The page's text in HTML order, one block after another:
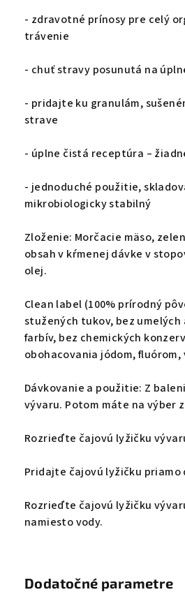
- zdravotné prínosy pre celý
trávenie
- chuť stravy posunutá na
- pridajte ku granulám,
strave
- úplne čistá receptúra ​​–
- jednoduché použitie,
mikrobiologicky stabilný
Zloženie: Morčacie mäso,
obsah v kŕmenej dávke v
olej.
Clean label (100% prírodný
stužených tukov, bez umelých
farbív, bez chemických
obohacovania jódom,
Dávkovanie a použitie: Z
vývaru. Potom máte na výber
Rozrieďte čajovú lyžičku
Pridajte čajovú lyžičku
Rozrieďte čajovú lyžičku
namiesto vody.
Dodatočné parametre